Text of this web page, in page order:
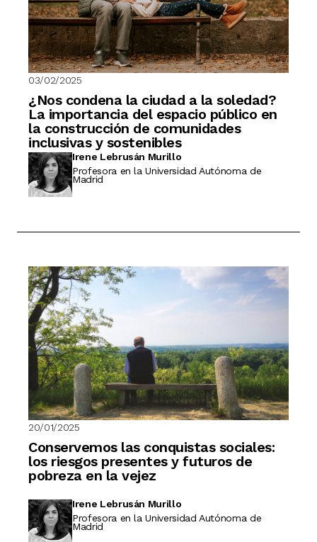
03/02/2025
¿Nos condena la ciudad a la soledad?
La importancia del espacio público en
la construcción de comunidades
inclusivas y sostenibles
Irene Lebrusán Murillo
Profesora en la Universidad Autónoma de
Madrid
20/01/2025
Conservemos las conquistas sociales:
los riesgos presentes y futuros de
pobreza en la vejez
Irene Lebrusán Murillo
Profesora en la Universidad Autónoma de
Madrid